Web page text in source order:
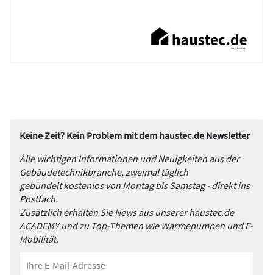
Keine Zeit? Kein Problem mit dem haustec.de Newsletter
Alle wichtigen Informationen und Neuigkeiten aus der
Gebäudetechnikbranche, zweimal täglich
gebündelt kostenlos von Montag bis Samstag - direkt ins
Postfach.
Zusätzlich erhalten Sie News aus unserer haustec.de
ACADEMY und zu Top-Themen wie Wärmepumpen und E-
Mobilität.